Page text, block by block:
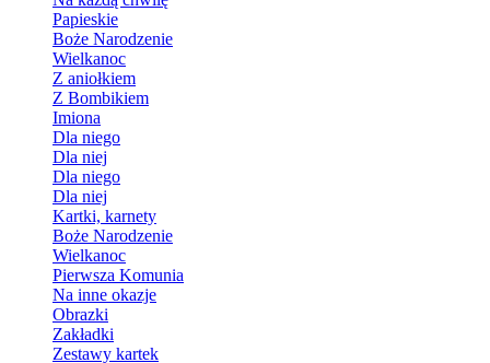
Papieskie
Boże Narodzenie
Wielkanoc
Z aniołkiem
Z Bombikiem
Imiona
Dla niego
Dla niej
Dla niego
Dla niej
Kartki, karnety
Boże Narodzenie
Wielkanoc
Pierwsza Komunia
Na inne okazje
Obrazki
Zakładki
Zestawy kartek